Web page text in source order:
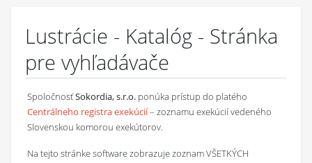
Lustrácie - Katalóg - Stránka
pre vyhľadávače
SpoločnosťSokordia, s.r.o. ponúka prístup do platého
Centrálneho registra exekúcií– zoznamu exekúcií vedeného
Slovenskou komorou exekútorov.
Na tejto stránke software zobrazuje zoznam VŠETKÝCH